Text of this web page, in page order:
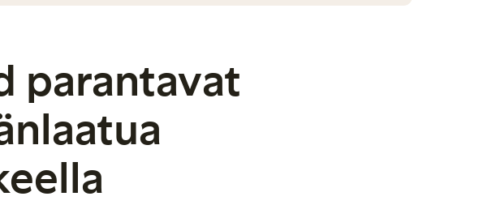
parantavat